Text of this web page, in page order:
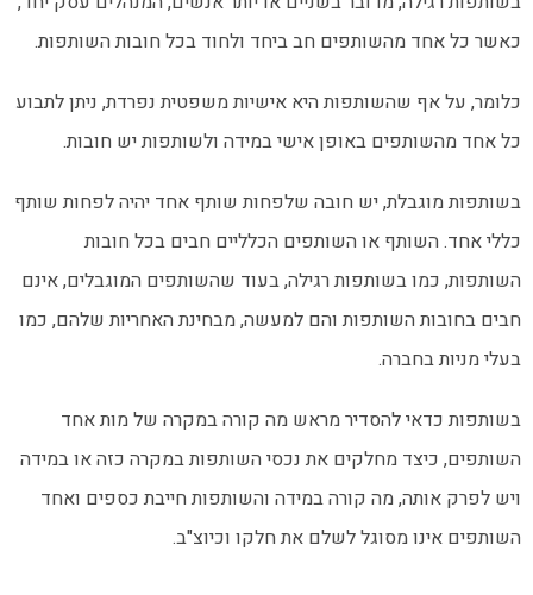
כאשר כל אחד מהשותפים חב ביחד ולחוד בכל חובות השותפות.
כלומר, על אף שהשותפות היא אישיות משפטית נפרדת, ניתן לתבוע
כל אחד מהשותפים באופן אישי במידה ולשותפות יש חובות.
בשותפות מוגבלת, יש חובה שלפחות שותף אחד יהיה לפחות שותף
כללי אחד. השותף או השותפים הכלליים חבים בכל חובות
השותפות, כמו בשותפות רגילה, בעוד שהשותפים המוגבלים, אינם
חבים בחובות השותפות והם למעשה, מבחינת האחריות שלהם, כמו
בעלי מניות בחברה.
בשותפות כדאי להסדיר מראש מה קורה במקרה של מות אחד
השותפים, כיצד מחלקים את נכסי השותפות במקרה כזה או במידה
ויש לפרק אותה, מה קורה במידה והשותפות חייבת כספים ואחד
השותפים אינו מסוגל לשלם את חלקו וכיוצ"ב.